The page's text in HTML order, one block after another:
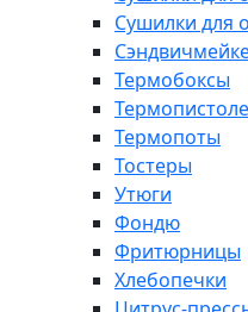
Сушилки для
Термобоксы
Термопоты
Тостеры
Утюги
Фондю
Фритюрницы
Хлебопечки